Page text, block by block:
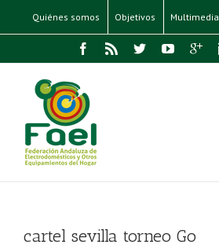
Quiénes somos Objetivos Multimedia
cartel sevilla torneo Go